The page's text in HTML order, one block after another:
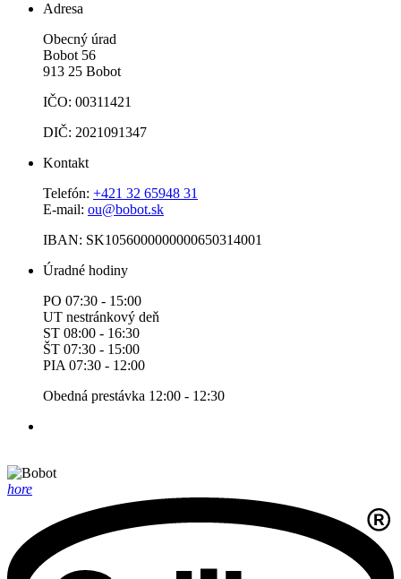
Adresa
Obecný úrad
Bobot 56
913 25 Bobot
IČO: 00311421
DIČ: 2021091347
Kontakt
Telefón: +421 32 65948 31
E-mail: ou@bobot.sk
IBAN: SK1056000000000650314001
Úradné hodiny
PO 07:30 - 15:00
UT nestránkový deň
ST 08:00 - 16:30
ŠT 07:30 - 15:00
PIA 07:30 - 12:00
Obedná prestávka 12:00 - 12:30
hore